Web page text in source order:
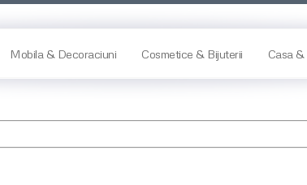
Mobila & Decoraciuni Cosmetice & Bijuterii Casa &